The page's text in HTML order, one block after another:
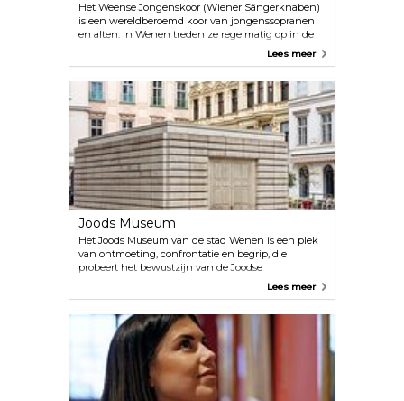
Het Weense Jongenskoor (Wiener Sängerknaben)
is een wereldberoemd koor van jongenssopranen
en alten. In Wenen treden ze regelmatig op in de
Kapel van het Keizerlijk Paleis en in hun eigen
wordt gebruikt als repetitie- en opvoerlocatie voor
het Weense jongenskoor en als centrum voor
muziek en theater voor andere kinderen en
jongeren. Er zijn samenwerkingen gepland met
gevestigde festivals, het Konzerthaus, de Weense
Staatsopera en het Theater an der Wien.
Lees meer
Joods Museum
Het Joods Museum van de stad Wenen is een plek
van ontmoeting, confrontatie en begrip, die
probeert het bewustzijn van de Joodse
geschiedenis, religie en cultuur te vergroten.
locaties en aan alle tijdelijke tentoonstellingen. Het
wordt sterk aanbevolen om de tour van tevoren te
boeken.
Lees meer